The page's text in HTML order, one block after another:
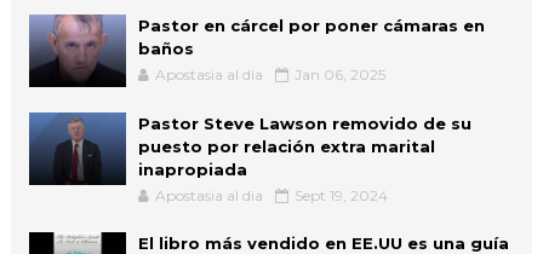
Pastor en cárcel por poner cámaras en
baños
Apostasia al dia Jan 06, 2025
Pastor Steve Lawson removido de su
puesto por relación extra marital
inapropiada
Apostasia al dia Sept 19, 2024
El libro más vendido en EE.UU es una guía